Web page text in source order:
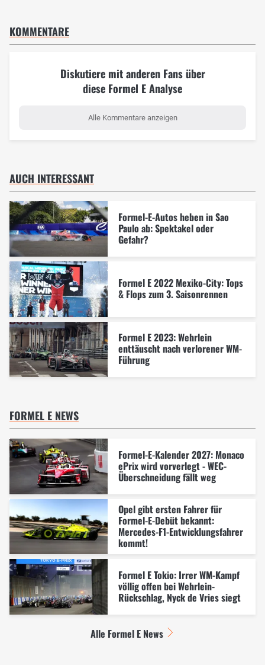
KOMMENTARE
Diskutiere mit anderen Fans über
diese Formel E Analyse
Alle Kommentare anzeigen
AUCH INTERESSANT
Formel-E-Autos heben in Sao
Paulo ab: Spektakel oder
Gefahr?
Formel E 2022 Mexiko-City: Tops
& Flops zum 3. Saisonrennen
Formel E 2023: Wehrlein
enttäuscht nach verlorener WM-
Führung
FORMEL E NEWS
Formel-E-Kalender 2027: Monaco
ePrix wird vorverlegt - WEC-
Überschneidung fällt weg
Opel gibt ersten Fahrer für
Formel-E-Debüt bekannt:
Mercedes-F1-Entwicklungsfahrer
kommt!
Formel E Tokio: Irrer WM-Kampf
völlig offen bei Wehrlein-
Rückschlag, Nyck de Vries siegt
Alle Formel E News